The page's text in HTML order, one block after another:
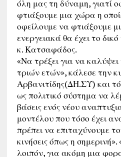
όλη μας τη δύναμη, γιατί
φτιάξουμε μια χώρα η
οφείλουμε να φτιάξουμε
ενεργειακά θα έχει το
κ. Κατσαφάδος.
«Να τρέξει για να
τριών ετών», κάλεσε την
Αρβανιτίδης(ΔΗ.ΣΥ) και
ως πολιτικό σύστημα να
βάσεις ενός νέου
μοντέλου που τόσο έχει
πρέπει να επιταχύνουμε
κινήσεις όπως η
λοιπόν, για ακόμη μια